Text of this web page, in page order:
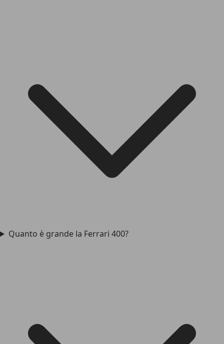
Quanto è grande la Ferrari 400?